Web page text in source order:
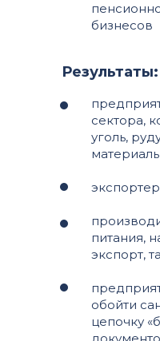
бизнесов
сектора,
уголь,
питания,
экспорт,
обойти
цепочку
Результаты: